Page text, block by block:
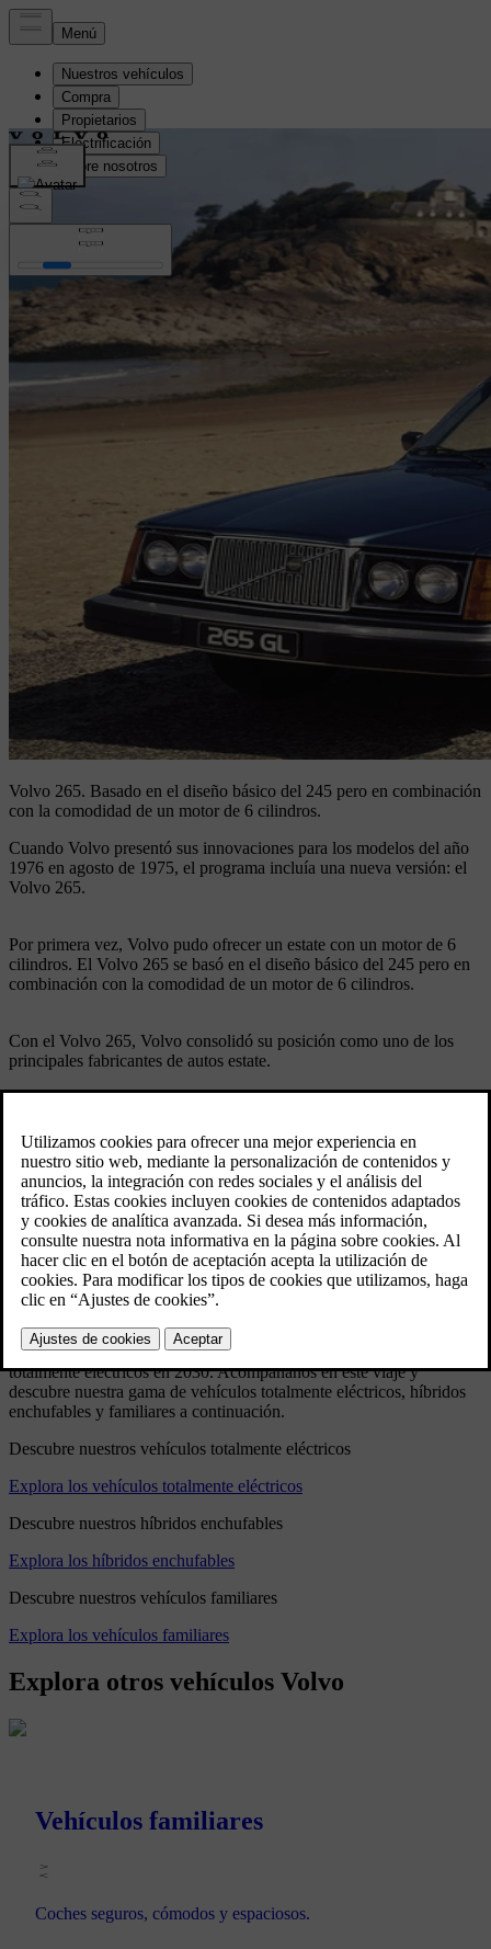
Volvo 265. Basado en el diseño básico del 245 pero en combinación
con la comodidad de un motor de 6 cilindros.
Cuando Volvo presentó sus innovaciones para los modelos del año
1976 en agosto de 1975, el programa incluía una nueva versión: el
Volvo 265.
Por primera vez, Volvo pudo ofrecer un estate con un motor de 6
cilindros. El Volvo 265 se basó en el diseño básico del 245 pero en
combinación con la comodidad de un motor de 6 cilindros.
Con el Volvo 265, Volvo consolidó su posición como uno de los
principales fabricantes de autos estate.
Especificaciones técnicas
Producido: 1975 - 1985
Volumen: 35061
Carrocería: Estate de 5 puertas
Motor: V6 OHC, 2664 cc or 2849 cc.
Transmisión: manual de 4 velocidades, manual de 4 velocidades con
sobremarcha eléctrica o automática de 3 velocidades.
Frenos: hidráulicos, frenos de disco en las cuatro ruedas.
Dimensiones: longitud total 490 cm, distancia entre ejes 264 cm.
Volvo Cars tiene una larga historia de dar prioridad a los vehículos
familiares seguros. De cara al futuro, también tenemos objetivos
ambiciosos para convertirnos en una empresa de vehículos
totalmente eléctricos en 2030. Acompáñanos en este viaje y
descubre nuestra gama de vehículos totalmente eléctricos, híbridos
enchufables y familiares a continuación.
Descubre nuestros vehículos totalmente eléctricos
Explora los vehículos totalmente eléctricos
Descubre nuestros híbridos enchufables
Explora los híbridos enchufables
Descubre nuestros vehículos familiares
Explora los vehículos familiares
Explora otros vehículos Volvo
Vehículos familiares
Coches seguros, cómodos y espaciosos.